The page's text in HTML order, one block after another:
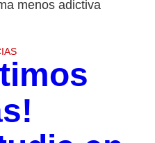
menos adictiva